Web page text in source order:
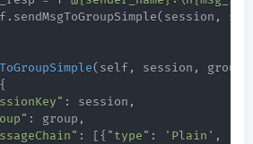
. sendMsgToGroupSimple(session ,
(self, session , group
{
: session ,
: group ,
: [{ "type" : 'Plain' ,